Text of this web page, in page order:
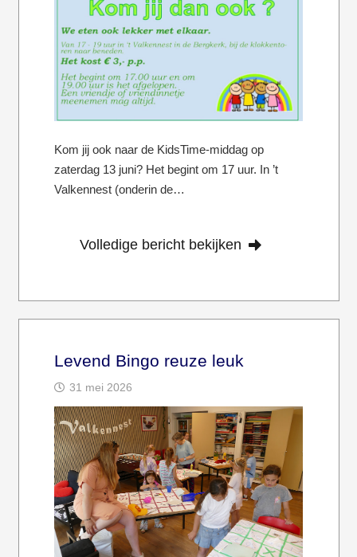
Kom jij ook naar de KidsTime-middag op
zaterdag 13 juni? Het begint om 17 uur. In ’t
Valkennest (onderin de…
Volledige bericht bekijken
Levend Bingo reuze leuk
31 mei 2026